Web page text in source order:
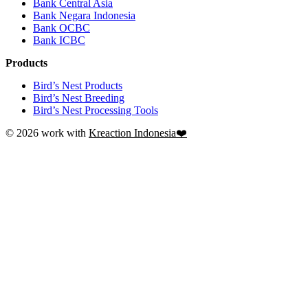
Bank Central Asia
Bank Negara Indonesia
Bank OCBC
Bank ICBC
Products
Bird’s Nest Products
Bird’s Nest Breeding
Bird’s Nest Processing Tools
© 2026 work with Kreaction Indonesia❤️